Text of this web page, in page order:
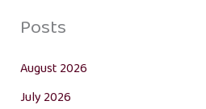
Posts
August 2026
July 2026